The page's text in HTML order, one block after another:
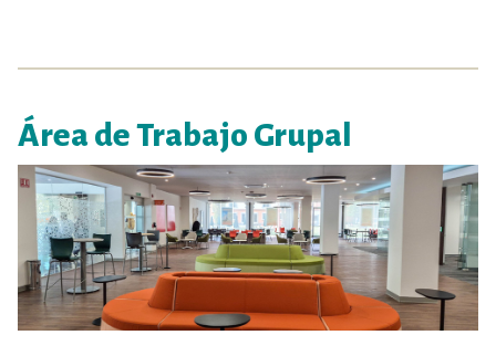
Área de Trabajo Grupal